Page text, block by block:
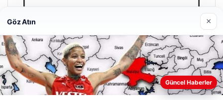
Enes Kaplan Avukatlık Bürosu
Nisan 28, 2026
Göz Atın ×
Güncel Haberler